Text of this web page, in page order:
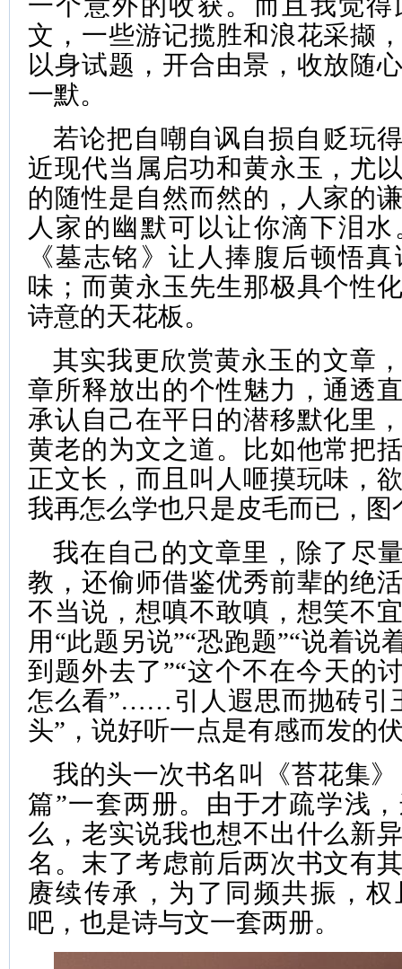
文，一些游记揽胜和浪花采撷
以身试题，开合由景，收放随
一默。
若论把自嘲自讽自损自贬玩
近现代当属启功和黄永玉，尤
的随性是自然而然的，人家的
人家的幽默可以让你滴下泪
《墓志铭》让人捧腹后顿悟
味；而黄永玉先生那极具个性
诗意的天花板。
其实我更欣赏黄永玉的文章
章所释放出的个性魅力，通透
承认自己在平日的潜移默化里
黄老的为文之道。比如他常把
正文长，而且叫人咂摸玩味，
我再怎么学也只是皮毛而已，图
我在自己的文章里，除了尽
教，还偷师借鉴优秀前辈的绝
不当说，想嗔不敢嗔，想笑不
用“此题另说”“恐跑题”“说着说
到题外去了”“这个不在今天的
怎么看”……引人遐思而抛砖引
头”，说好听一点是有感而发的
我的头一次书名叫《苔花集
篇”一套两册。由于才疏学浅
么，老实说我也想不出什么新
名。末了考虑前后两次书文有
赓续传承，为了同频共振，
吧，也是诗与文一套两册。